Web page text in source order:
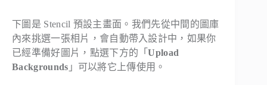
下圖是 Stencil 預設主畫面。我們先從中間的圖庫
內來挑選一張相片，會自動帶入設計中，如果你
已經準備好圖片，點選下方的「Upload
Backgrounds 」可以將它上傳使用。